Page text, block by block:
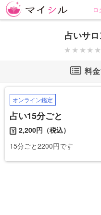
ロ
占いサ
料
オンライン鑑定
占い15分ごと
2,200円（税込）
15分ごと2200円です